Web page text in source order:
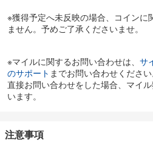
※獲得予定へ未反映の場合、コインに
ません。予めご了承くださいませ。
※マイルに関するお問い合わせは、 サ
のサポート までお問い合わせくださ
直接お問い合わせをした場合、マイ
います。
注意事項